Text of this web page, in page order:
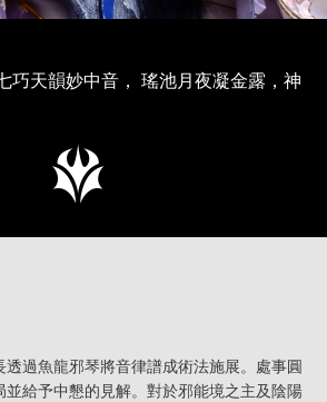
巧天韻妙中音， 瑤池月夜凝金露，神
過魚龍邪琴將音律譜成術法施展。處事圓
並給予中懇的見解。對於邪能境之主及陰陽